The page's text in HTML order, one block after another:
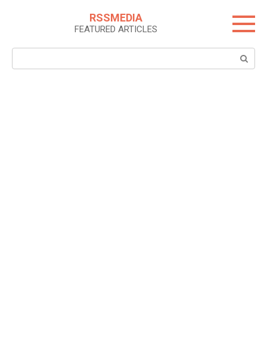
RSSMEDIA
FEATURED ARTICLES
Search: